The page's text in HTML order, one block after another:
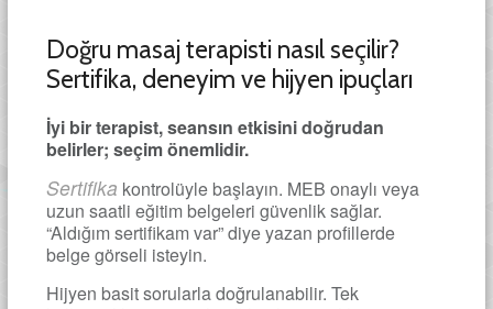
Doğru masaj terapisti nasıl seçilir?
Sertifika, deneyim ve hijyen ipuçları
İyi bir terapist, seansın etkisini doğrudan
belirler; seçim önemlidir.
Sertifika kontrolüyle başlayın. MEB onaylı veya
uzun saatli eğitim belgeleri güvenlik sağlar.
“Aldığım sertifikam var” diye yazan profillerde
belge görseli isteyin.
Hijyen basit sorularla doğrulanabilir. Tek